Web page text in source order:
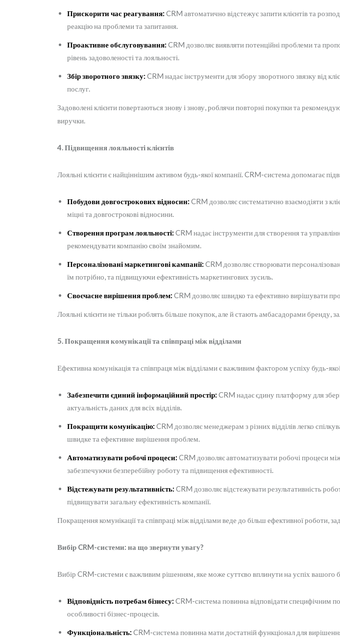
Прискорити час реагування: CRM автоматично відстежує запити клієнтів та
реакцію на проблеми та запитання.
Проактивне обслуговування: CRM дозволяє виявляти потенційні проблеми та
рівень задоволеності та лояльності.
Збір зворотного звязку: CRM надає інструменти для збору зворотного звязку від
послуг.
Задоволені клієнти повертаються знову і знову, роблячи повторні покупки та
виручки.
4. Підвищення лояльності клієнтів
Лояльні клієнти є найціннішим активом будь-якої компанії. CRM-система допомагає
Побудови довгострокових відносин: CRM дозволяє систематично взаємодіяти з
міцні та довгострокові відносини.
Створення програм лояльності: CRM надає інструменти для створення та
рекомендувати компанію своїм знайомим.
Персоналізовані маркетингові кампанії: CRM дозволяє створювати
їм потрібно, та підвищуючи ефективність маркетингових зусиль.
Своєчасне вирішення проблем: CRM дозволяє швидко та ефективно вирішувати
Лояльні клієнти не тільки роблять більше покупок, але й стають амбасадорами бренду,
5. Покращення комунікації та співпраці між відділами
Ефективна комунікація та співпраця між відділами є важливим фактором успіху будь-
Забезпечити єдиний інформаційний простір: CRM надає єдину платформу для
актуальність даних для всіх відділів.
Покращити комунікацію: CRM дозволяє менеджерам з різних відділів легко
швидке та ефективне вирішення проблем.
Автоматизувати робочі процеси: CRM дозволяє автоматизувати робочі процеси
забезпечуючи безперебійну роботу та підвищення ефективності.
Відстежувати результативність: CRM дозволяє відстежувати результативність
підвищувати загальну ефективність компанії.
Покращення комунікації та співпраці між відділами веде до більш ефективної роботи,
Вибір CRM-системи: на що звернути увагу?
Вибір CRM-системи є важливим рішенням, яке може суттєво вплинути на успіх вашого
Відповідність потребам бізнесу: CRM-система повинна відповідати специфічним
особливості бізнес-процесів.
Функціональність: CRM-система повинна мати достатній функціонал для